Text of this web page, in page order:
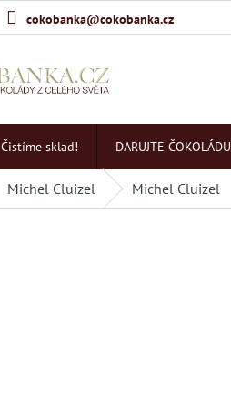
cokobanka@cokobanka.cz
Čistíme sklad! DARUJTE ČOKOLÁDU
Michel Cluizel Michel Cluizel